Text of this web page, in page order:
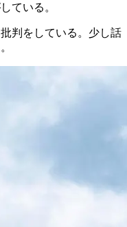
ている。
判をしている。少し話